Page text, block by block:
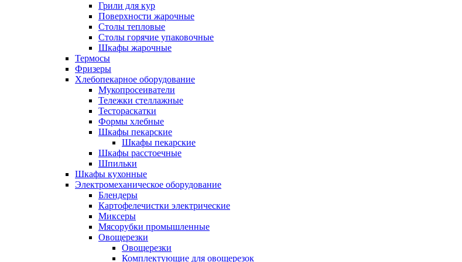
Грили для кур
Поверхности жарочные
Столы тепловые
Столы горячие упаковочные
Шкафы жарочные
Термосы
Фризеры
Хлебопекарное оборудование
Мукопросеиватели
Тележки стеллажные
Тестораскатки
Формы хлебные
Шкафы пекарские
Шкафы пекарские
Шкафы расстоечные
Шпильки
Шкафы кухонные
Электромеханическое оборудование
Блендеры
Картофелечистки электрические
Миксеры
Мясорубки промышленные
Овощерезки
Овощерезки
Комплектующие для овощерезок